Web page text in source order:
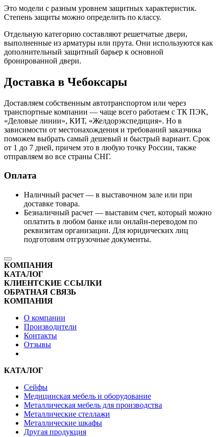
Это модели с разным уровнем защитных характеристик.
Степень защиты можно определить по классу.
Отдельную категорию составляют решетчатые двери,
выполненные из арматуры или прута. Они используются как
дополнительный защитный барьер к основной
бронированной двери.
Доставка в Чебоксары
Доставляем собственным автотранспортом или через
транспортные компании — чаще всего работаем с ТК ПЭК,
«Деловые линии», КИТ, «Желдорэкспедиция». Но в
зависимости от местонахождения и требований заказчика
поможем выбрать самый дешевый и быстрый вариант. Срок
от 1 до 7 дней, причем это в любую точку России, также
отправляем во все страны СНГ.
Оплата
Наличный расчет — в выставочном зале или при
доставке товара.
Безналичный расчет — выставим счет, который можно
оплатить в любом банке или онлайн-переводом по
реквизитам организации. Для юридических лиц
подготовим отгрузочные документы.
КОМПАНИЯ
КАТАЛОГ
КЛИЕНТСКИЕ ССЫЛКИ
ОБРАТНАЯ СВЯЗЬ
КОМПАНИЯ
О компании
Производители
Контакты
Отзывы
КАТАЛОГ
Сейфы
Медицинская мебель и оборудование
Металлическая мебель для производства
Металлические стеллажи
Металлические шкафы
Другая продукция